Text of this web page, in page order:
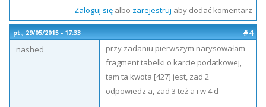
Zaloguj sięalbo zarejestruj aby dodać komentarz
pt., 29/05/2015 - 17:33
#4
nashed
przy zadaniu pierwszym narysowałam
fragment tabelki o karcie podatkowej,
tam ta kwota [427] jest, zad 2
odpowiedz a, zad 3 też a i w 4 d